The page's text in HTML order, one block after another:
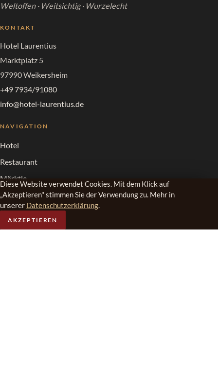
Weltoffen · Weitsichtig · Wurzelecht
KONTAKT
Hotel Laurentius
Marktplatz 5
97990 Weikersheim
+49 7934/91080
info@hotel-laurentius.de
NAVIGATION
Hotel
Restaurant
Märktle
Region
News
Kontakt
Diese Website verwendet Cookies. Mit dem Klick auf
„Akzeptieren" stimmen Sie der Verwendung zu. Mehr in
unserer Datenschutzerklärung.
AKZEPTIEREN